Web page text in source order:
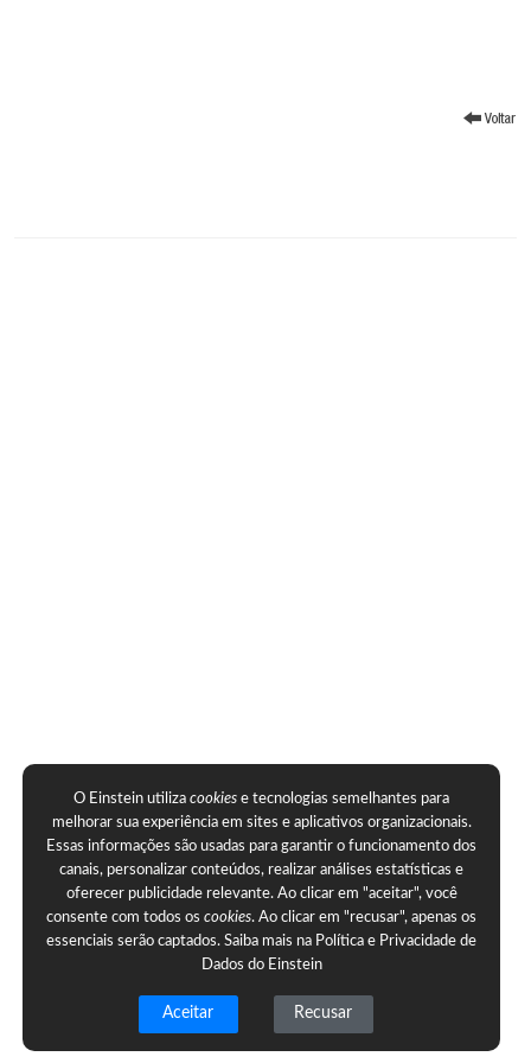
O Einstein utilizacookies e tecnologias semelhantes para
melhorar sua experiência em sites e aplicativos organizacionais.
Essas informações são usadas para garantir o funcionamento dos
canais, personalizar conteúdos, realizar análises estatísticas e
oferecer publicidade relevante. Ao clicar em "aceitar", você
consente com todos oscookies. Ao clicar em "recusar", apenas os
essenciais serão captados. Saiba mais na Política e Privacidade de
Dados do Einstein
Aceitar Recusar